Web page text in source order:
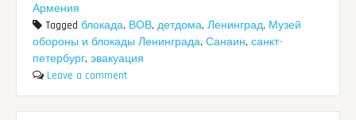
Армения
Taggedблокада, ВОВ,детдома,Ленинград, Музей
обороны и блокады Ленинграда,Санаин,санкт-
петербург,эвакуация
Leave a comment